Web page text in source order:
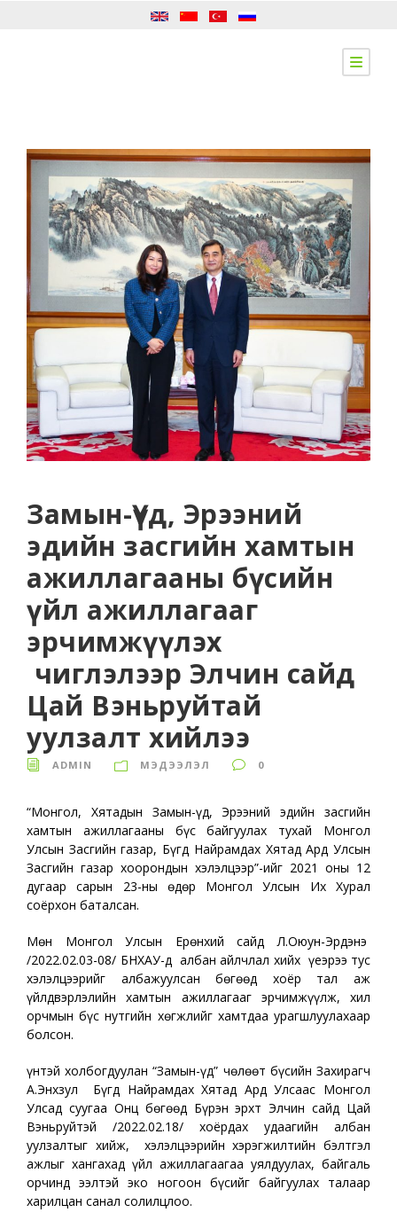
Замын-Үүд, Эрээний
эдийн засгийн хамтын
ажиллагааны бүсийн
үйл ажиллагааг
эрчимжүүлэх
чиглэлээр Элчин сайд
Цай Вэньруйтай
уулзалт хийлээ
ADMIN МЭДЭЭЛЭЛ 0
“Монгол, Хятадын Замын-Үүд, Эрээний эдийн засгийн
хамтын ажиллагааны бүс байгуулах тухай Монгол
Улсын Засгийн газар, Бүгд Найрамдах Хятад Ард Улсын
Засгийн газар хоорондын хэлэлцээр”-ийг 2021 оны 12
дугаар сарын 23-ны өдөр Монгол Улсын Их Хурал
соёрхон баталсан.
Мөн Монгол Улсын Ерөнхий сайд Л.Оюун-Эрдэнэ
/2022.02.03-08/ БНХАУ-д албан айлчлал хийх үеэрээ тус
хэлэлцээрийг албажуулсан бөгөөд хоёр тал аж
үйлдвэрлэлийн хамтын ажиллагааг эрчимжүүлж, хил
орчмын бүс нутгийн хөгжлийг хамтдаа урагшлуулахаар
болсон.
Үүнтэй холбогдуулан “Замын-Үүд” чөлөөт бүсийн Захирагч
А.Энхзул Бүгд Найрамдах Хятад Ард Улсаас Монгол
Улсад суугаа Онц бөгөөд Бүрэн эрхт Элчин сайд Цай
Вэньруйтэй /2022.02.18/ хоёрдах удаагийн албан
уулзалтыг хийж, хэлэлцээрийн хэрэгжилтийн бэлтгэл
ажлыг хангахад үйл ажиллагаагаа уялдуулах, байгаль
орчинд ээлтэй эко ногоон бүсийг байгуулах талаар
харилцан санал солилцлоо.